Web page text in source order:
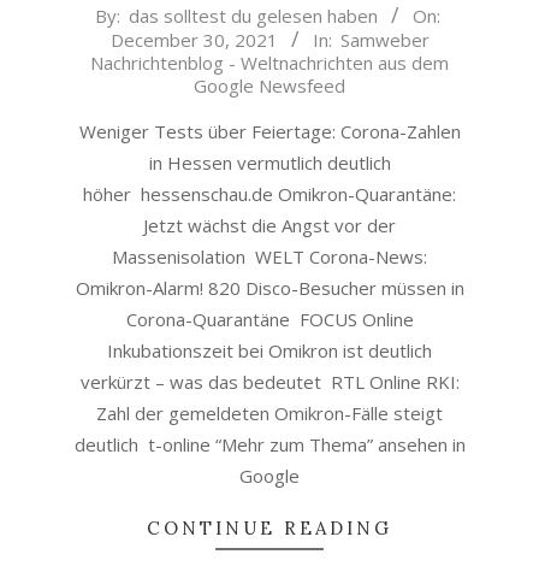
2021-
30
By: das solltest du gelesen haben
On:
December 30, 2021
In: Samweber
Nachrichtenblog - Weltnachrichten aus dem
Google Newsfeed
Weniger Tests über Feiertage: Corona-Zahlen
in Hessen vermutlich deutlich
höher hessenschau.de Omikron-Quarantäne:
Jetzt wächst die Angst vor der
Massenisolation WELT Corona-News:
Omikron-Alarm! 820 Disco-Besucher müssen in
Corona-Quarantäne FOCUS Online
Inkubationszeit bei Omikron ist deutlich
verkürzt – was das bedeutet RTL Online RKI:
Zahl der gemeldeten Omikron-Fälle steigt
deutlich t-online “Mehr zum Thema” ansehen in
Google
CONTINUE READING